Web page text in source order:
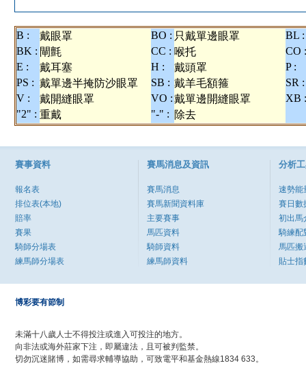
B : 戴眼罩 BO : 只戴單邊眼罩
BL :
BK : 閘氈 CC : 喉托
CO :
E :
戴耳塞 H : 戴頭罩
P :
PS : 戴單邊半掩防沙眼罩 SB : 戴羊毛額箍
SR :
V :
戴開縫眼罩 VO :戴單邊開縫眼罩
XB :
"2" : 重戴 "-" : 除去
賽事資料
報名表
排位表(本地)
賠率
賽果
騎師分場表
練馬師分場表
賽馬消息及資訊
賽馬消息
賽馬新聞資料庫
主要賽事
馬匹資料
騎師資料
練馬師資料
分析
速勢能
賽日數
初出馬
騎練配
馬匹搬
貼士指
博彩要有節制
未滿十八歲人士不得投注或進入可投注的地方。
向非法或海外莊家下注，即屬違法，且可被判監禁。
切勿沉迷賭博，如需尋求輔導協助，可致電平和基金熱線1834 633。